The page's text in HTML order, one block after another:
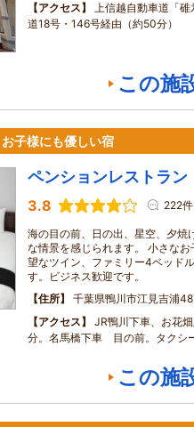
アクセス
上信越自動車道「
道18号・146号経由（約50分）
この施
子様にも優しい宿
ペンションレストラ
3.8 222件
海の目の前、日の出、星空、夕焼
な情景を感じられます。 小さな
望なツイン、ファミリー4ベッド
す。ビジネス歓迎です。
住所
千葉県鴨川市江見吉浦
アクセス
JR鴨川下車、お花
分。名馬橋下車 目の前。タクシ
この施